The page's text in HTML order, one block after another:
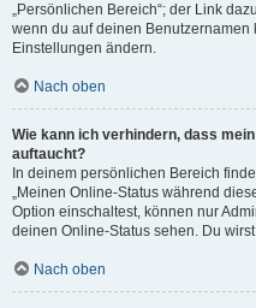
„Persönlichen Bereich“; der Link
wenn du auf deinen Benutzernamen
Einstellungen ändern.
Nach oben
Wie kann ich verhindern, dass
auftaucht?
In deinem persönlichen Bereich
„Meinen Online-Status während
Option einschaltest, können nur
deinen Online-Status sehen. Du
Nach oben